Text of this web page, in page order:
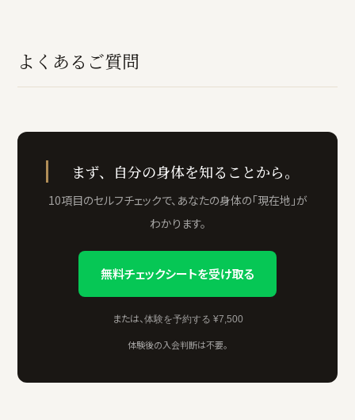
よくあるご質問
まず、自分の身体を知ることから。
10項目のセルフチェックで、あなたの身体の「現在地」が
わかります。
無料チェックシートを受け取る
または、 体験を予約する ¥7,500
体験後の入会判断は不要。